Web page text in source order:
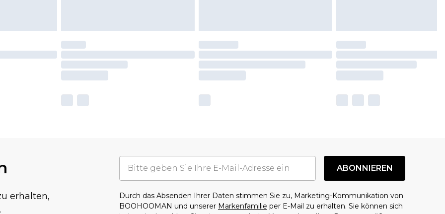
erhalten,
ABONNIEREN
Durch das Absenden Ihrer Daten stimmen Sie zu, Marketing-Kommunikation von
BOOHOOMAN und unserer Markenfamilie per E-Mail zu erhalten. Sie können sich